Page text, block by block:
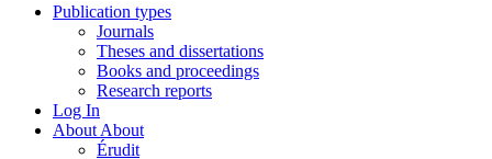
Publication types
Journals
Theses and dissertations
Books and proceedings
Research reports
Log In
About About
Érudit